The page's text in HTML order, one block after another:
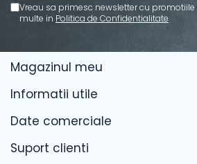
Vreau sa primesc newsletter cu
multe in Politica de Confidentialitate
Magazinul meu
Informatii utile
Date comerciale
Suport clienti